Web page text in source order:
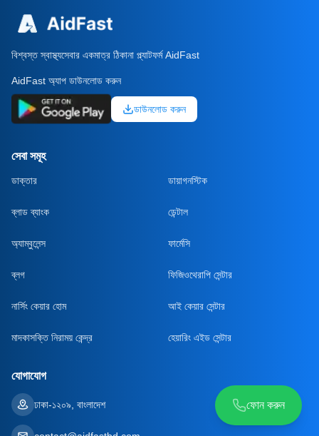
ফোন করুন
বিশ্বস্ত স্বাস্থ্যসেবার একমাত্র ঠিকানা প্ল্যাটফর্ম AidFast
AidFast অ্যাপ ডাউনলোড করুন
ডাউনলোড করুন
সেবা সমূহ
ডাক্তার ডায়াগনস্টিক
ব্লাড ব্যাংক ডেন্টাল
অ্যাম্বুলেন্স ফার্মেসি
ব্লগ ফিজিওথেরাপি সেন্টার
নার্সিং কেয়ার হোম আই কেয়ার সেন্টার
মাদকাসক্তি নিরাময় কেন্দ্র হেয়ারিং এইড সেন্টার
যোগাযোগ
ঢাকা-১২০৯, বাংলাদেশ